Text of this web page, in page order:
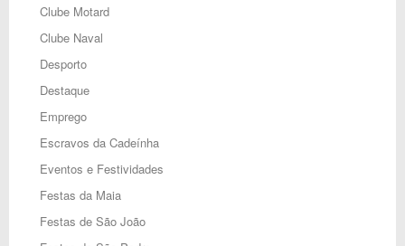
Clube Motard
Clube Naval
Desporto
Destaque
Emprego
Escravos da Cadeínha
Eventos e Festividades
Festas da Maia
Festas de São João